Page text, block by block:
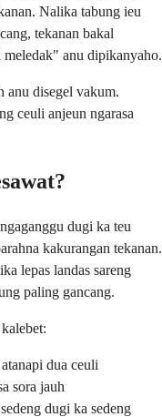
Nalika tabung ieu
tekanan bakal
meledak" anu dipikanyaho.
anu disegel vakum.
ceuli anjeun ngarasa
dugi ka teu
kakurangan tekanan.
lepas landas sareng
paling gancang.
dua ceuli
sora jauh
dugi ka sedeng